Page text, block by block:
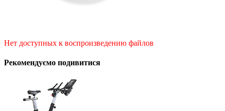
Нет доступных к воспроизведению файлов
Рекомендуємо подивитися